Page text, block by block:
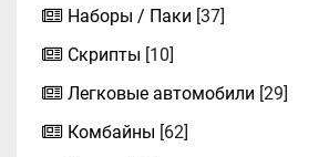
Наборы / Паки [37]
Скрипты [10]
Легковые автомобили [29]
Комбайны [62]